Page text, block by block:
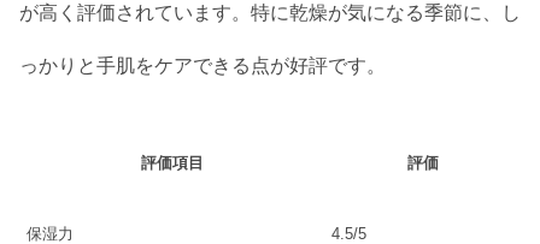
が高く評価されています。特に乾燥が気になる季節に、し
っかりと手肌をケアできる点が好評です。
評価項目 評価
保湿力 4.5/5